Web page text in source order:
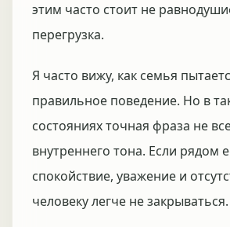
этим часто стоит не
перегрузка.
Я часто вижу, как семья
правильное поведение. Но в
состояниях точная фраза не
внутреннего тона. Если рядом
спокойствие, уважение и
человеку легче не закрываться.